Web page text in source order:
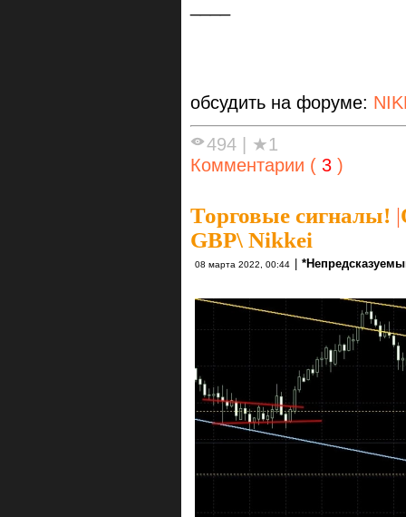
обсудить на форуме:
494 | ★1
Комментарии ( 3 )
Торговые сигналы! |
GBP\ Nikkei
08 марта 2022, 00:44 |